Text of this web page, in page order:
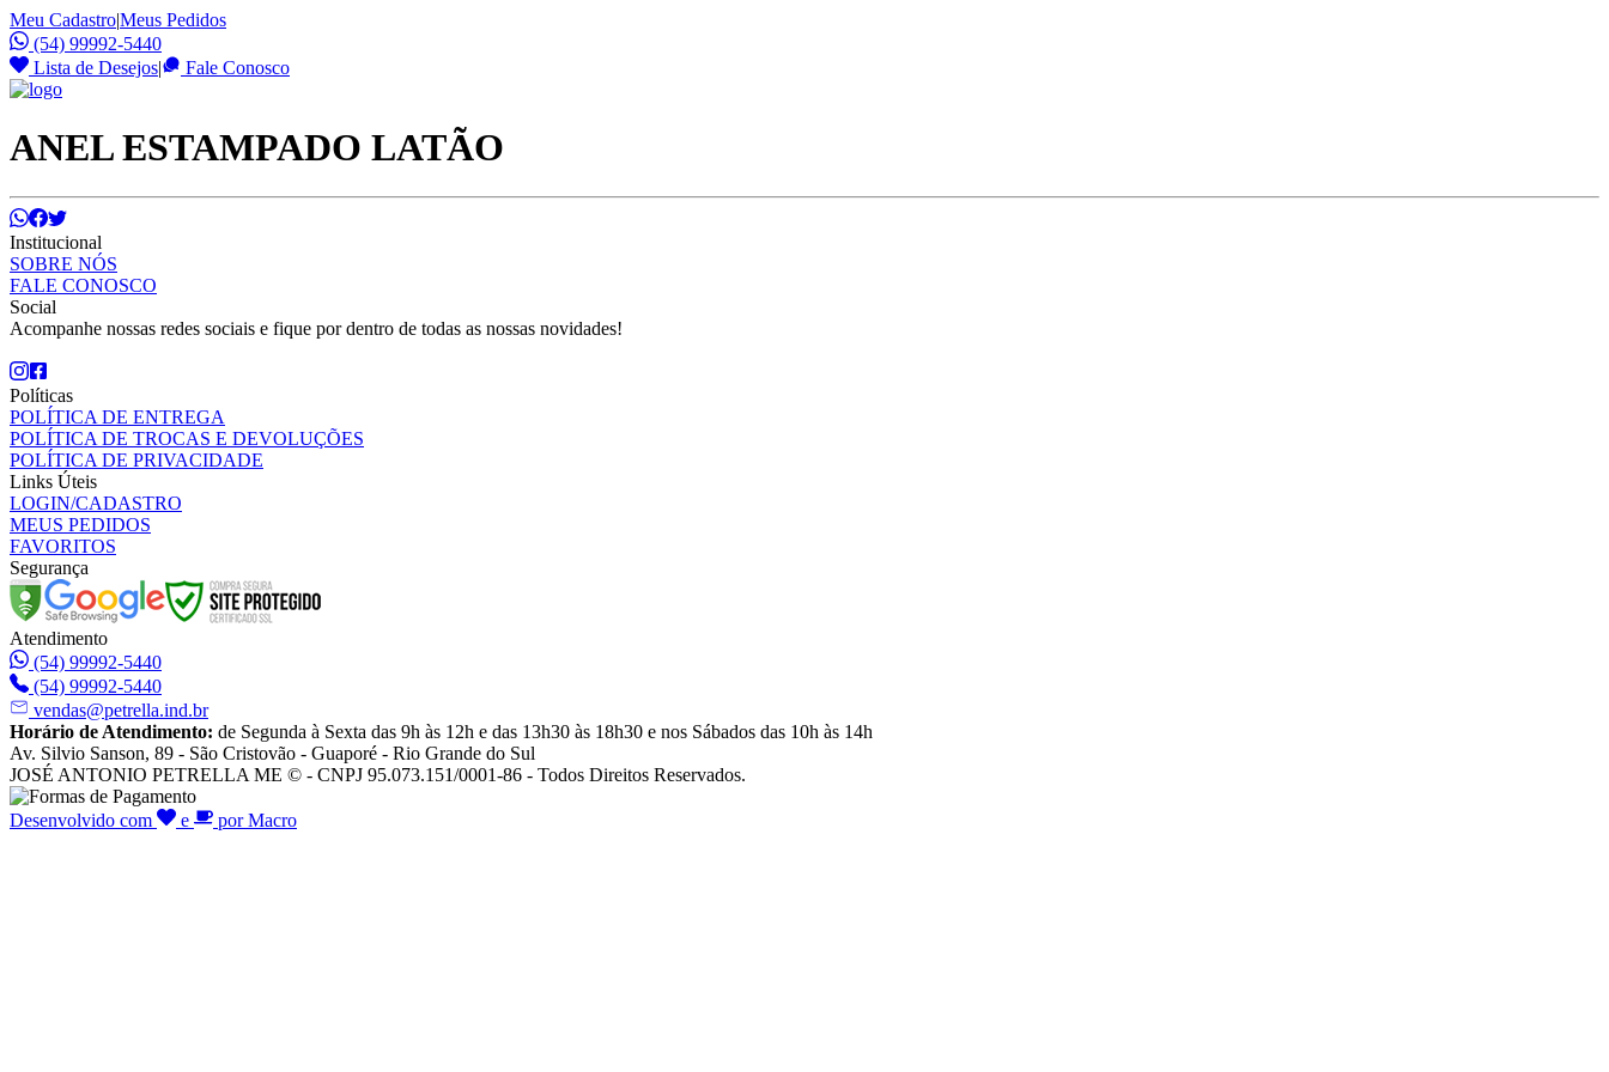
Meu Cadastro|Meus Pedidos
(54) 99992-5440
Lista de Desejos| Fale Conosco
ANEL ESTAMPADO LATÃO
Institucional
SOBRE NÓS
FALE CONOSCO
Social
Acompanhe nossas redes sociais e fique por dentro de todas as nossas novidades!
Políticas
POLÍTICA DE ENTREGA
POLÍTICA DE TROCAS E DEVOLUÇÕES
POLÍTICA DE PRIVACIDADE
Links Úteis
LOGIN/CADASTRO
MEUS PEDIDOS
FAVORITOS
Segurança
Atendimento
(54) 99992-5440
(54) 99992-5440
vendas@petrella.ind.br
Horário de Atendimento: de Segunda à Sexta das 9h às 12h e das 13h30 às 18h30 e nos Sábados das 10h às 14h
Av. Silvio Sanson, 89 - São Cristovão - Guaporé - Rio Grande do Sul
JOSÉ ANTONIO PETRELLA ME © - CNPJ 95.073.151/0001-86 - Todos Direitos Reservados.
Desenvolvido com e por Macro